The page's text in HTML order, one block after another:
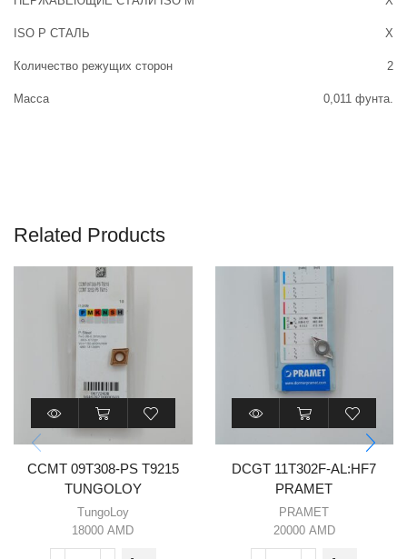
ISO P СТАЛЬ Х
Количество режущих сторон 2
Масса 0,011 фунта.
Related Products
CCMT 09T308-PS T9215
TUNGOLOY
TungoLoy
18000AMD
DCGT 11T302F-AL:HF7
PRAMET
PRAMET
20000 AMD